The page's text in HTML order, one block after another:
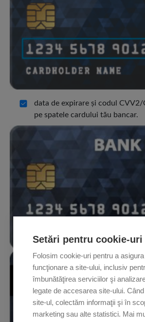
data de expirare şi codul CVV2/
pe spatele cardului tău bancar.
Setări pentru cookie-uri
Folosim cookie-uri pentru a
funcţionare a site-ului, inclusiv
îmbunătăţirea serviciilor şi
legate de accesarea site-ului.
site-ul, colectăm informaţii şi în
marketing sau alte statistici. Mai